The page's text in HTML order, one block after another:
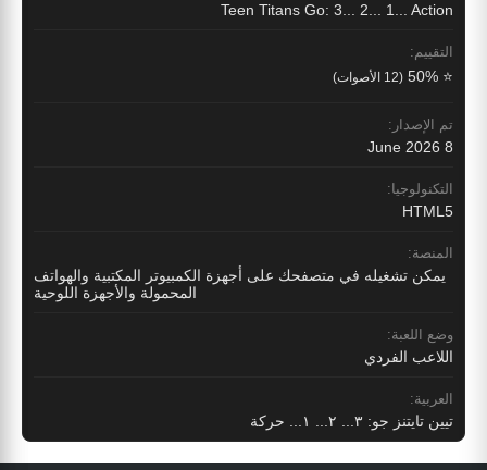
Teen Titans Go: 3... 2... 1... Action
التقييم:
⭐ 50% (12 الأصوات)
تم الإصدار:
8 June 2026
التكنولوجيا:
HTML5
المنصة:
يمكن تشغيله في متصفحك على أجهزة الكمبيوتر المكتبية والهواتف
المحمولة والأجهزة اللوحية
وضع اللعبة:
اللاعب الفردي
العربية:
تيين تايتنز جو: ٣... ٢... ١... حركة